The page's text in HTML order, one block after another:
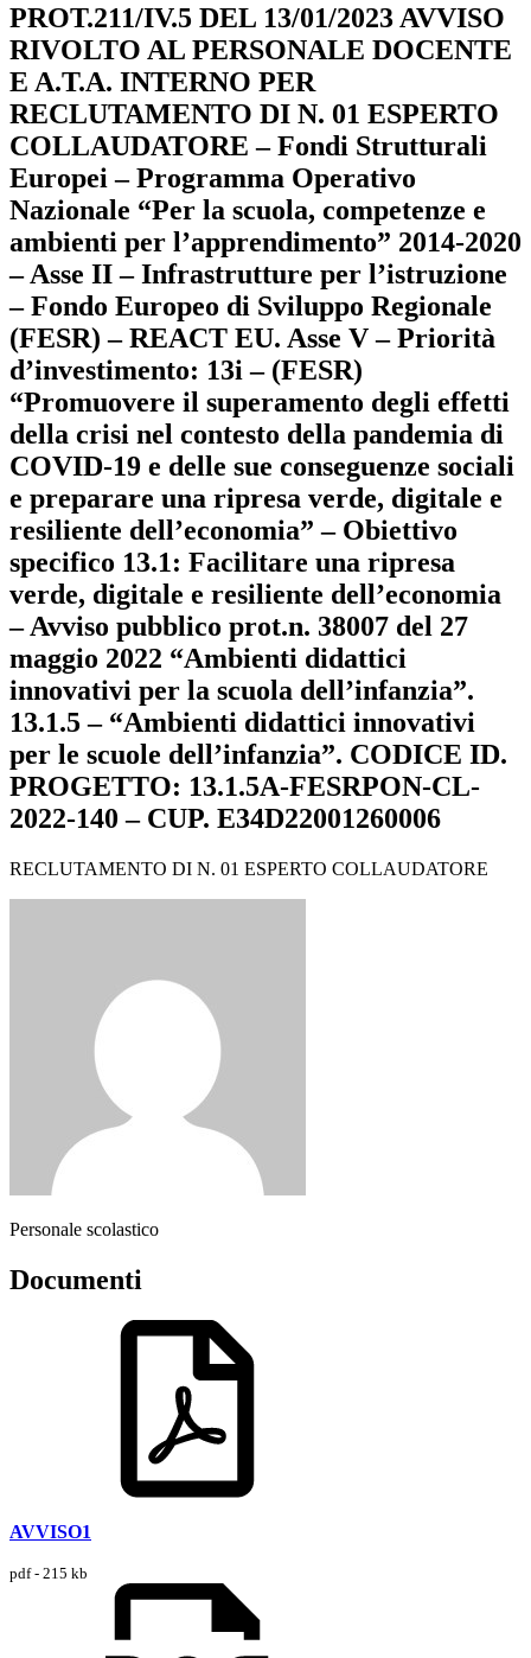
PROT.211/IV.5 DEL 13/01/2023 AVVISO
RIVOLTO AL PERSONALE DOCENTE
E A.T.A. INTERNO PER
RECLUTAMENTO DI N. 01 ESPERTO
COLLAUDATORE – Fondi Strutturali
Europei – Programma Operativo
Nazionale “Per la scuola, competenze e
ambienti per l’apprendimento” 2014-2020
– Asse II – Infrastrutture per l’istruzione
– Fondo Europeo di Sviluppo Regionale
(FESR) – REACT EU. Asse V – Priorità
d’investimento: 13i – (FESR)
“Promuovere il superamento degli effetti
della crisi nel contesto della pandemia di
COVID-19 e delle sue conseguenze sociali
e preparare una ripresa verde, digitale e
resiliente dell’economia” – Obiettivo
specifico 13.1: Facilitare una ripresa
verde, digitale e resiliente dell’economia
– Avviso pubblico prot.n. 38007 del 27
maggio 2022 “Ambienti didattici
innovativi per la scuola dell’infanzia”.
13.1.5 – “Ambienti didattici innovativi
per le scuole dell’infanzia”. CODICE ID.
PROGETTO: 13.1.5A-FESRPON-CL-
2022-140 – CUP. E34D22001260006
RECLUTAMENTO DI N. 01 ESPERTO COLLAUDATORE
Personale scolastico
Documenti
AVVISO1
pdf - 215 kb